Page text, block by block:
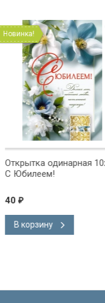
одинарная 10x15:
Юбилеем!
₽
В корзину